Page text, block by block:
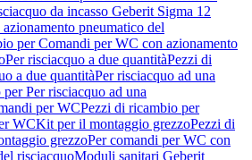
da incasso Geberit Sigma 12
pneumatico del
per Comandi per WC con azionamento
Per risciacquo a due quantitàPezzi di
a due quantitàPer risciacquo ad una
Per risciacquo ad una
per WCPezzi di ricambio per
WCKit per il montaggio grezzoPezzi di
grezzoPer comandi per WC con
risciacquoModuli sanitari Geberit